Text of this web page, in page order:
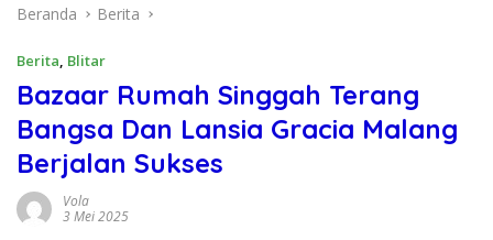
Beranda Berita
Berita, Blitar
Bazaar Rumah Singgah Terang
Bangsa Dan Lansia Gracia Malang
Berjalan Sukses
Vola
3 Mei 2025